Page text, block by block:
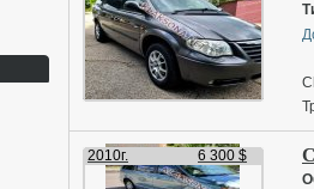
2010г. 6 300 $